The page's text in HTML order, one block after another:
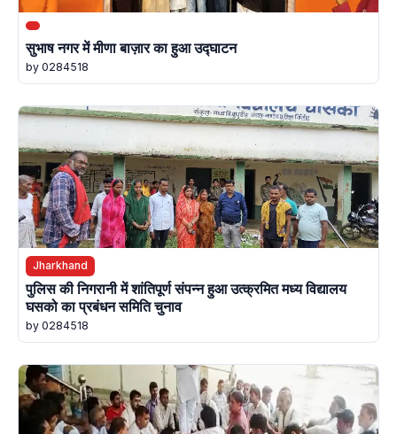
सुभाष नगर में मीणा बाज़ार का हुआ उद्घाटन
by 0284518
Jharkhand
पुलिस की निगरानी में शांतिपूर्ण संपन्न हुआ उत्क्रमित मध्य विद्यालय
घसको का प्रबंधन समिति चुनाव
by 0284518